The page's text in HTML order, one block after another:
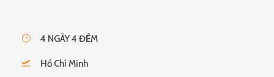
4 NGÀY 4 ĐÊM
Hồ Chí Minh